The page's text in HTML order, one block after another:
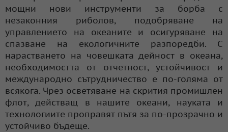
мощни нови инструменти за борба с
незаконния риболов, подобряване на
управлението на океаните и осигуряване на
спазване на екологичните разпоредби. С
нарастването на човешката дейност в океана,
необходимостта от отчетност, устойчивост и
международно сътрудничество е по-голяма от
всякога. Чрез осветяване на скрития промишлен
флот, действащ в нашите океани, науката и
технологиите проправят пътя за по-прозрачно и
устойчиво бъдеще.